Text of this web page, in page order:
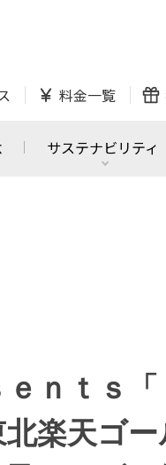
料金一覧
おうちサポート
ト
J:COMブックス
防犯
サステナビリティ
ｅｎｔｓ
楽天ゴ